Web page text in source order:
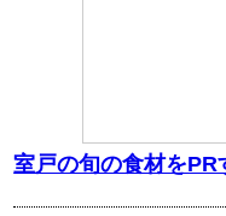
室戸の旬の食材をPR